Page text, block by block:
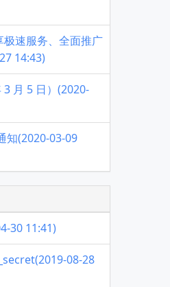
速服务、全面推广
14:43)
3 月 5 日）(2020-
知(2020-03-09
30 11:41)
08-28